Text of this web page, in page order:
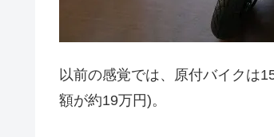
以前の感覚では、原付バイクは
額が約19万円)。